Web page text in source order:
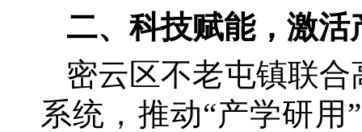
二、科技赋能，激活
密云区不老屯镇联
系统，推动“产学研